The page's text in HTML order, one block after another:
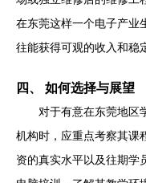
在东莞这样一个电子产业
往能获得可观的收入和稳
四、 如何选择与展望
对于有意在东莞地区
机构时，应重点考察其课
资的真实水平以及往期学